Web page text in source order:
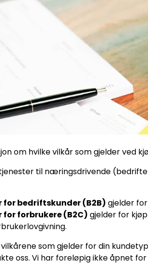
om hvilke vilkår som gjelder ved
til næringsdrivende
for bedriftskunder (B2B) gjelder
forbrukere (B2C) gjelder for
som gjelder for din
oss. Vi har foreløpig ikke åpnet